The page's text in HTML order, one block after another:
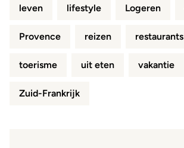
leven lifestyle Logeren
Provence reizen restaurants
toerisme uit eten vakantie
Zuid-Frankrijk